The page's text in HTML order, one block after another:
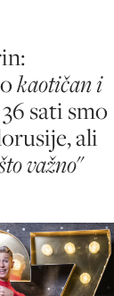
kaotičan i
36 sati smo
ali
važno"